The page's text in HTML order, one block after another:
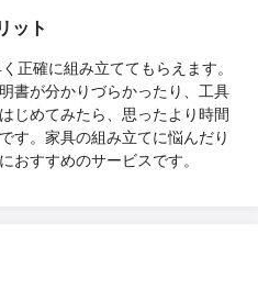
ット
正確に組み立ててもらえます。
書が分かりづらかったり、工具
じめてみたら、思ったより時間
す。家具の組み立てに悩んだり
おすすめのサービスです。